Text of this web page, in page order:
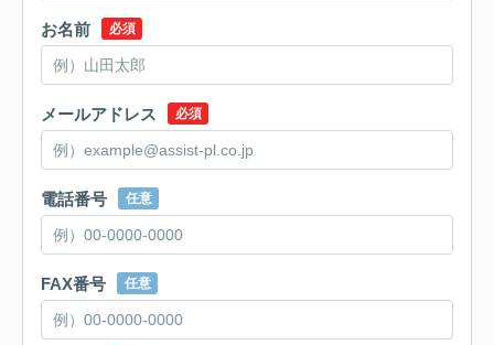
お名前 必須
メールアドレス 必須
電話番号 任意
FAX番号 任意